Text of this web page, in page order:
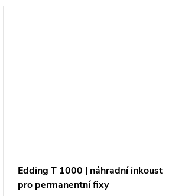
Edding T 1000 | náhradní inkoust
pro permanentní fixy